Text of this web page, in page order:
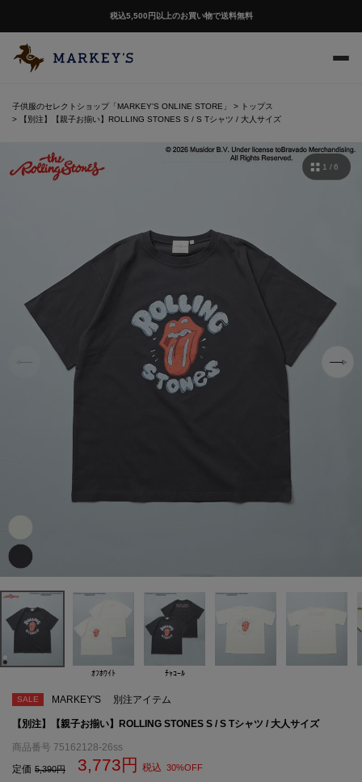
税込5,500円以上のお買い物で送料無料
子供服のセレクトショップ「MARKEY'S ONLINE STORE」
トップス
【別注】【親子お揃い】ROLLING STONES S / S Tシャツ / 大人サイズ
ｵﾌﾎﾜｲﾄ ﾁｬｺｰﾙ
1 / 6
SALE MARKEY'S 別注アイテム
【別注】【親子お揃い】ROLLING STONES S / S Tシャツ / 大人サイズ
商品番号 75162128-26ss
定価 5,390 3,773 税込 30%OFF